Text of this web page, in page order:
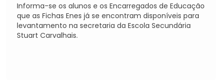
Informa-se os alunos e os Encarregados de Educação
que as Fichas Enes já se encontram disponíveis para
levantamento na secretaria da Escola Secundária
Stuart Carvalhais.